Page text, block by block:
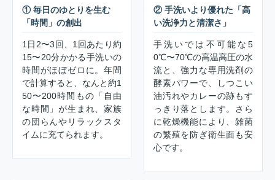
① 毎日のゆとりを生む
「時間」の創出
1日2〜3回、1回あたり約
15〜20分かかる手洗いの
時間がほぼゼロに。年間
で計算すると、なんと約1
50〜200時間もの「自由
な時間」が生まれ、家族
の団らんやリラックスタ
イムに充てられます。
② 手洗いより優れた「高
い洗浄力と清潔さ」
手洗いでは不可能な5
0℃〜70℃の高温高圧の水
流と、強力な専用洗剤の
酵素パワーで、しつこい
油汚れやカレーの跡もす
っきり落とします。さら
に乾燥機能により、雑菌
の繁殖を防ぎ衛生面も安
心です。